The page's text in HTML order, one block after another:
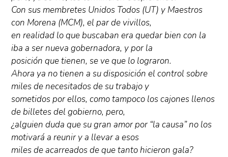
Con sus membretes Unidos Todos (UT) y Maestros
con Morena (MCM), el par de vivillos,
en realidad lo que buscaban era quedar bien con la
iba a ser nueva gobernadora, y por la
posición que tienen, se ve que lo lograron.
Ahora ya no tienen a su disposición el control sobre
miles de necesitados de su trabajo y
sometidos por ellos, como tampoco los cajones llenos
de billetes del gobierno, pero,
¿alguien duda que su gran amor por “la causa” no los
motivará a reunir y a llevar a esos
miles de acarreados de que tanto hicieron gala?